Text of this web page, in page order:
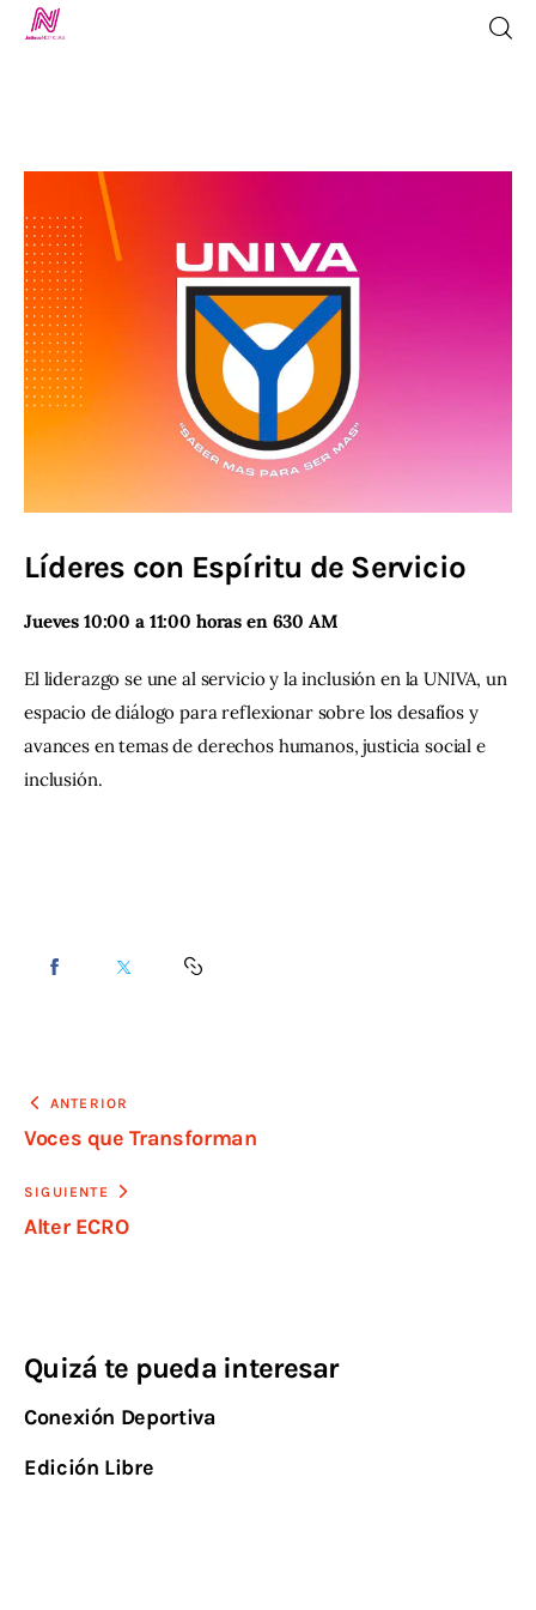
Inicio
TV en Vivo
Jalisco Noticias
Programación
Jalisco TV
Jalisco RADIO / En Vivo
Líderes con Espíritu de Servicio
Jueves 10:00 a 11:00 horas en 630 AM
El liderazgo se une al servicio y la inclusión en la UNIVA, un
espacio de diálogo para reflexionar sobre los desafíos y
avances en temas de derechos humanos, justicia social e
inclusión.
ANTERIOR
Voces que Transforman
SIGUIENTE
Alter ECRO
Quizá te pueda interesar
Conexión Deportiva
Edición Libre